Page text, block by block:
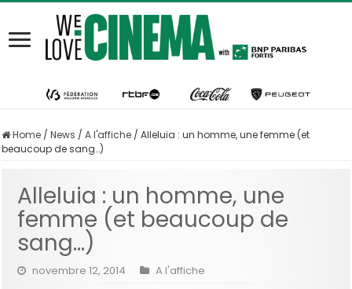
Home / News / A l'affiche / Alleluia : un homme, une femme (et
beaucoup de sang…)
Alleluia : un homme, une
femme (et beaucoup de
sang…)
novembre 12, 2014
A l'affiche